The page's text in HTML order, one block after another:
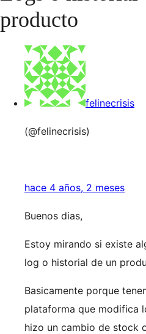
producto
felinecrisis
(@felinecrisis)
hace 4 años, 2 meses
Buenos dias,
Estoy mirando si existe
log o historial de un
Basicamente porque
plataforma que modifica
hizo un cambio de stock